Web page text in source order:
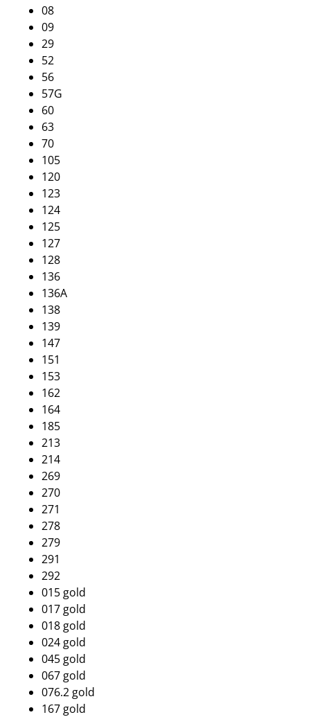
08
09
29
52
56
57G
60
63
70
105
120
123
124
125
127
128
136
136А
138
139
147
151
153
162
164
185
213
214
269
270
271
278
279
291
292
015 gold
017 gold
018 gold
024 gold
045 gold
067 gold
076.2 gold
167 gold